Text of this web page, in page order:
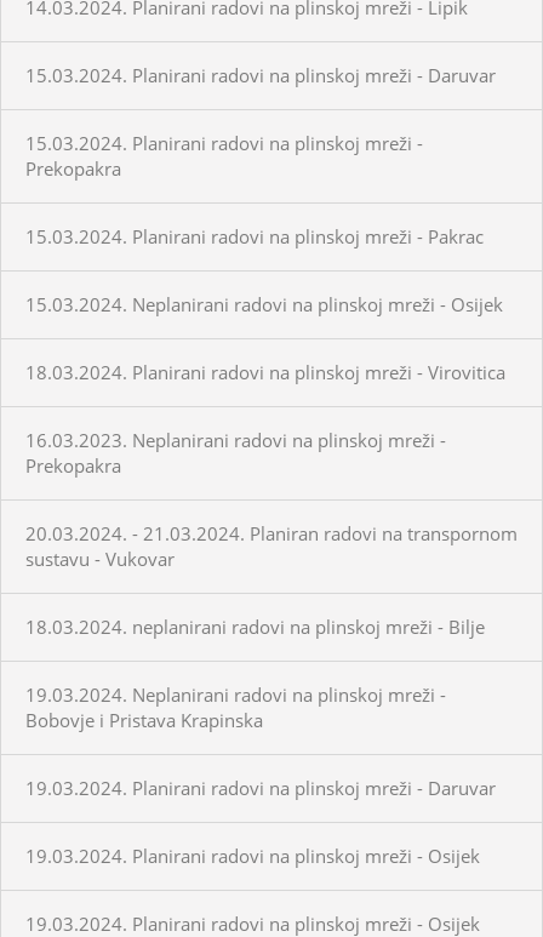
14.03.2024. Planirani radovi na plinskoj mreži - Lipik
15.03.2024. Planirani radovi na plinskoj mreži - Daruvar
15.03.2024. Planirani radovi na plinskoj mreži -
Prekopakra
15.03.2024. Planirani radovi na plinskoj mreži - Pakrac
15.03.2024. Neplanirani radovi na plinskoj mreži - Osijek
18.03.2024. Planirani radovi na plinskoj mreži - Virovitica
16.03.2023. Neplanirani radovi na plinskoj mreži -
Prekopakra
20.03.2024. - 21.03.2024. Planiran radovi na transpornom
sustavu - Vukovar
18.03.2024. neplanirani radovi na plinskoj mreži - Bilje
19.03.2024. Neplanirani radovi na plinskoj mreži -
Bobovje i Pristava Krapinska
19.03.2024. Planirani radovi na plinskoj mreži - Daruvar
19.03.2024. Planirani radovi na plinskoj mreži - Osijek
19.03.2024. Planirani radovi na plinskoj mreži - Osijek